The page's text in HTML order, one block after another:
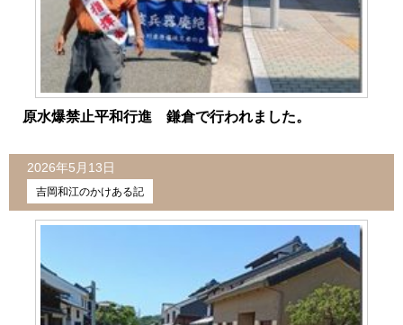
原水爆禁止平和行進 鎌倉で行われました。
2026年5月13日
吉岡和江のかけある記